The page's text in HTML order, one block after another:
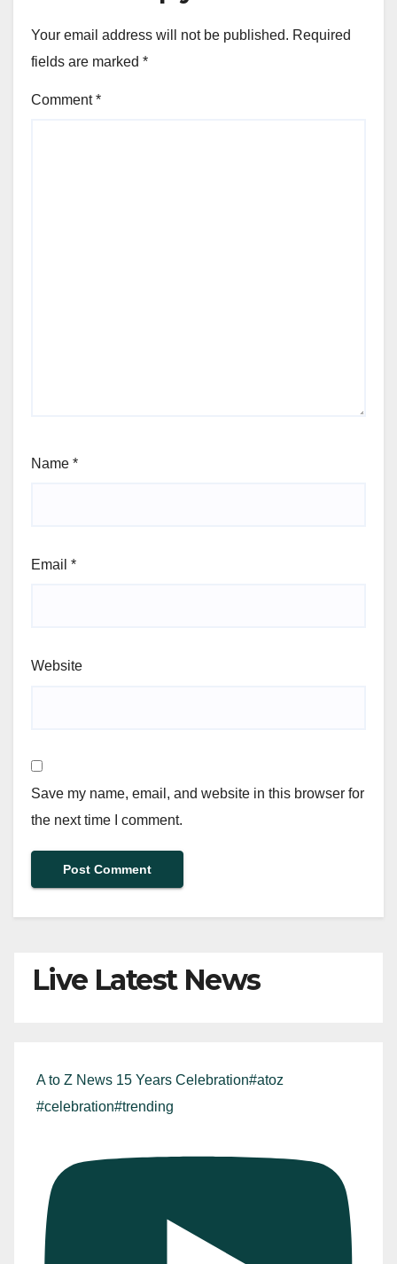
Your email address will not be published. Required
fields are marked *
Comment*
Name *
Email *
Website
Save my name, email, and website in this browser for
the next time I comment.
Live Latest News
A to Z News 15 Years Celebration#atoz
#celebration#trending